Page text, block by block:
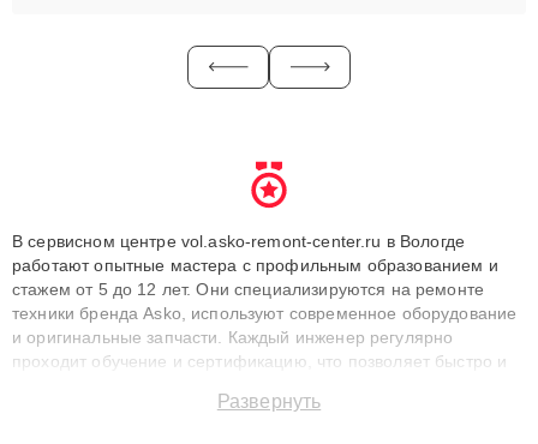
В сервисном центре vol.asko-remont-center.ru в Вологде
работают опытные мастера с профильным образованием и
стажем от 5 до 12 лет. Они специализируются на ремонте
техники бренда Asko, используют современное оборудование
и оригинальные запчасти. Каждый инженер регулярно
проходит обучение и сертификацию, что позволяет быстро и
сохранением гарантии до 3 лет. Наши мастера решают
Развернуть